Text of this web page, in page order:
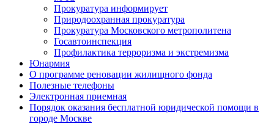
Прокуратура информирует
Природоохранная прокуратура
Прокуратура Московского метрополитена
Госавтоинспекция
Профилактика терроризма и экстремизма
Юнармия
О программе реновации жилищного фонда
Полезные телефоны
Электронная приемная
Порядок оказания бесплатной юридической помощи в
городе Москве